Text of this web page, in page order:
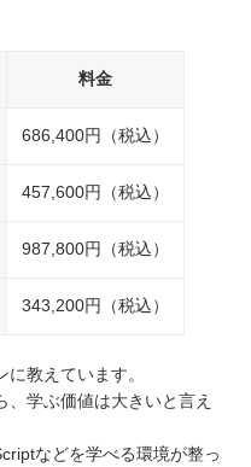
料金
686,400円（税込）
457,600円（税込）
987,800円（税込）
343,200円（税込）
教えています。
、学ぶ価値は大きいと言え
などを学べる環境が整っ